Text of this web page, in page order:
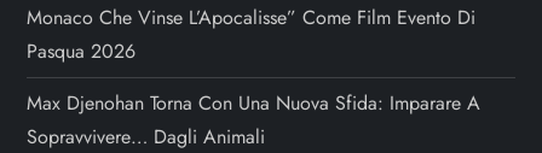
Monaco Che Vinse L’Apocalisse” Come Film Evento Di
Pasqua 2026
Max Djenohan Torna Con Una Nuova Sfida: Imparare A
Sopravvivere… Dagli Animali